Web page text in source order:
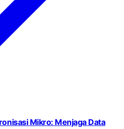
Mikro: Menjaga Data